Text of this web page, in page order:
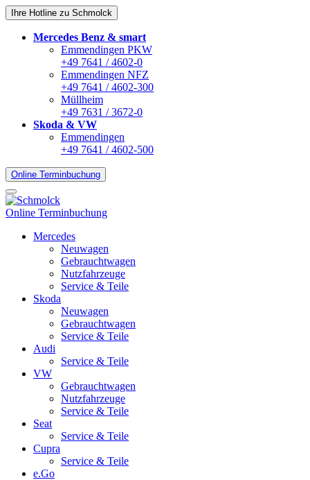
Ihre Hotline zu Schmolck
Mercedes Benz & smart
Emmendingen PKW
+49 7641 / 4602-0
Emmendingen NFZ
+49 7641 / 4602-300
Müllheim
+49 7631 / 3672-0
Skoda & VW
Emmendingen
+49 7641 / 4602-500
Online Terminbuchung
Online Terminbuchung
Mercedes
Neuwagen
Gebrauchtwagen
Nutzfahrzeuge
Service & Teile
Skoda
Neuwagen
Gebrauchtwagen
Service & Teile
Audi
Service & Teile
VW
Gebrauchtwagen
Nutzfahrzeuge
Service & Teile
Seat
Service & Teile
Cupra
Service & Teile
e.Go